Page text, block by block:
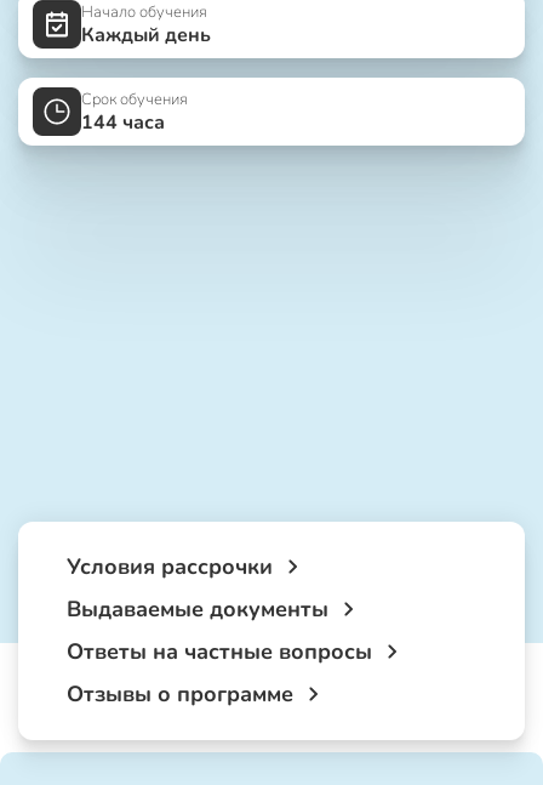
Начало обучения
Каждый день
Срок обучения
144 часа
Условия рассрочки
Выдаваемые документы
Ответы на частные вопросы
Отзывы о программе